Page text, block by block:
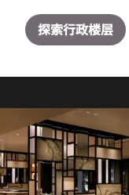
探索行政楼层